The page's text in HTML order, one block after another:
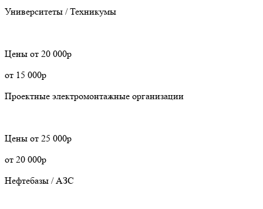
Университеты / Техникумы
Цены от 20 000р
от 15 000р
Проектные электромонтажные организации
Цены от 25 000р
от 20 000р
Нефтебазы / АЗС